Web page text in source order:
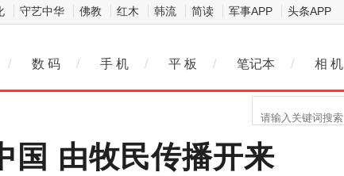
守艺中华 佛教 红木 韩流 简读 军事APP 头条APP
/ 数 码 / 手 机 / 平 板 / 笔记本 / 相 机
国 由牧民传播开来